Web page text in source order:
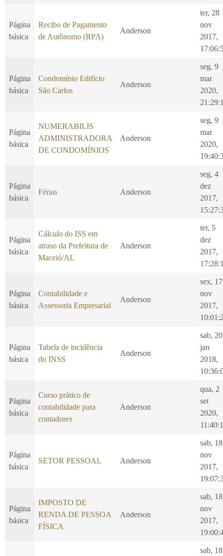
Página
básica
Recibo de Pagamento
de Autônomo (RPA)
Anderson
ter, 28
nov
2017,
Página
básica
Condomínio Edifício
São Carlos
Anderson
seg, 9
mar
2020,
Página
básica
NUMERABILIS
ADMINISTRADORA
DE CONDOMÍNIOS
Anderson
seg, 9
mar
2020,
Página
básica
Férias Anderson
seg, 4
dez
2017,
Página
básica
Cálculo do ISS em
atraso da Prefeitura de
Maceió/AL
Anderson
ter, 5
dez
2017,
Página
básica
Contabilidade e
Assessoria Empresarial
Anderson
sex, 17
nov
2017,
Página
básica
Tabela de incidência
do INSS
Anderson
sab, 20
jan
2018,
Página
básica
Curso prático de
contabilidade para
contadores
Anderson
qua, 2
set
2020,
Página
básica
SETOR PESSOAL Anderson
sab, 18
nov
2017,
Página
básica
IMPOSTO DE
RENDA DE PESSOA
FÍSICA
Anderson
sab, 18
nov
2017,
sab, 18